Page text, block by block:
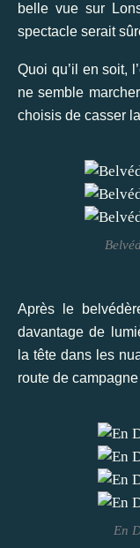
belle vue sur
spectacle serait
Quoi qu’il en soit,
ne semble
choisis de casser
Après le
davantage de
la tête dans les
route de
En